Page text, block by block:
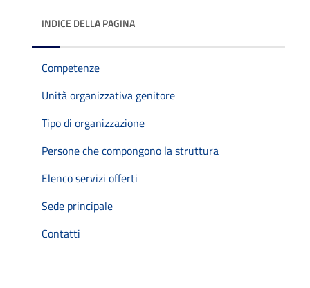
INDICE DELLA PAGINA
Competenze
Unità organizzativa genitore
Tipo di organizzazione
Persone che compongono la struttura
Elenco servizi offerti
Sede principale
Contatti